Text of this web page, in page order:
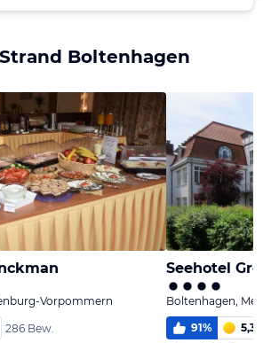
Boltenhagen
Vorpommern
286 Bew.
Boltenhagen,
91% 5,3